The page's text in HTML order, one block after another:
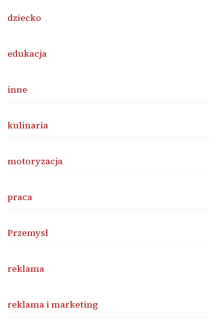
dziecko
edukacja
inne
kulinaria
motoryzacja
praca
Przemysł
reklama
reklama i marketing